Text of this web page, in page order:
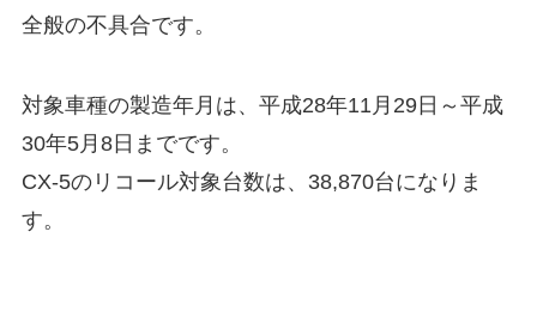
全般の不具合です。
対象車種の製造年月は、平成28年11月29日～平成
30年5月8日までです。
CX-5のリコール対象台数は、38,870台になりま
す。